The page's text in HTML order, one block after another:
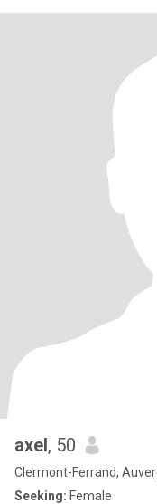
axel, 50
Clermont-Ferrand,
Seeking: Female